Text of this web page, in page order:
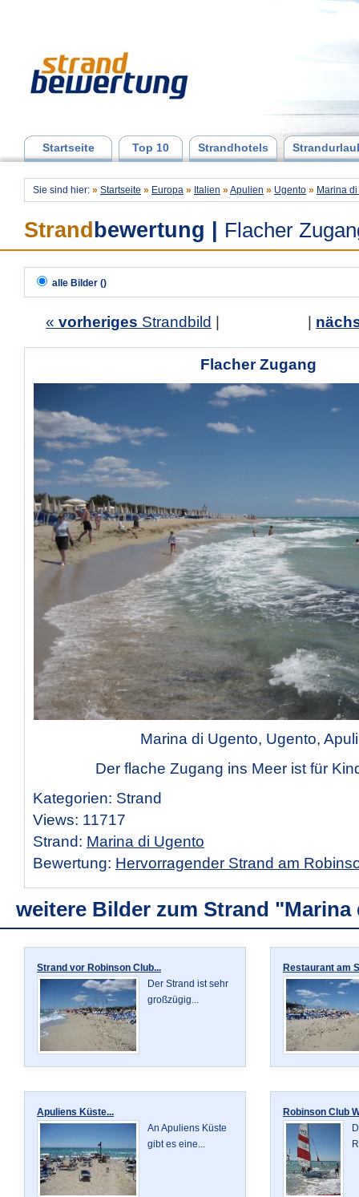
Startseite Top 10 Strandhotels
Sie sind hier: » Startseite » Europa » Italien » Apulien » Ugento » Marina
Strand bewertung Flacher
alle Bilder ()
« vorheriges Strandbild
Flacher Zugang
Marina di Ugento, Ugento,
Der flache Zugang ins Meer ist für
Kategorien: Strand
Views: 11717
Strand: Marina di Ugento
Bewertung: Hervorragender Strand am
weitere Bilder zum Strand
Strand vor Robinson Club...
Der Strand ist sehr
großzügig...
Restaurant am
Apuliens Küste...
An Apuliens Küste
gibt es eine...
Robinson Club